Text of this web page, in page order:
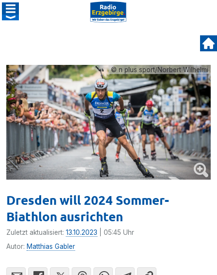
© n plus sport/Norbert Wilhelmi
Dresden will 2024 Sommer-
Biathlon ausrichten
Zuletzt aktualisiert:13.10.2023 | 05:45 Uhr
Autor: Matthias Gabler